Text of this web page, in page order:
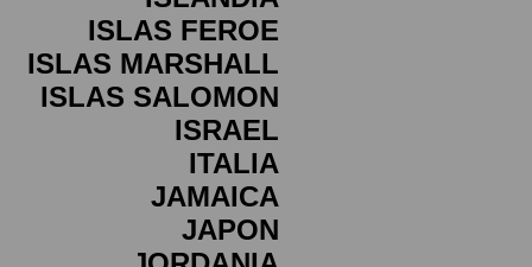
ISLAS FEROE
ISLAS MARSHALL
ISLAS SALOMON
ISRAEL
ITALIA
JAMAICA
JAPON